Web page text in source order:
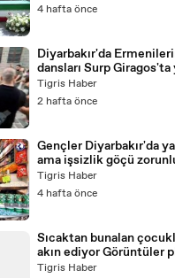
4 hafta önce
Diyarbakır'da
dansları Surp
yaşatıldı
Tigris Haber
2 hafta önce
Gençler Diyarbakır'da
ama işsizlik göçü
Tigris Haber
4 hafta önce
Sıcaktan bunalan
akın ediyor Görüntüler
Tigris Haber